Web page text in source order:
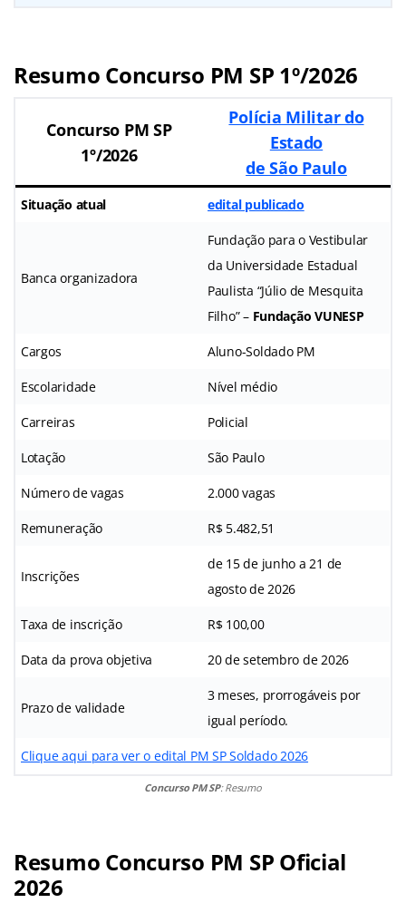
Resumo Concurso PM SP 1º/2026
Concurso PM SP
1º/2026
Polícia Militar do
Estado
de São Paulo
Situação atual edital publicado
Banca organizadora
Fundação para o Vestibular
da Universidade Estadual
Paulista “Júlio de Mesquita
Filho” – Fundação VUNESP
Cargos Aluno-Soldado PM
Escolaridade Nível médio
Carreiras Policial
Lotação São Paulo
Número de vagas 2.000 vagas
Remuneração R$ 5.482,51
Inscrições
de 15 de junho a 21 de
agosto de 2026
Taxa de inscrição R$ 100,00
Data da prova objetiva 20 de setembro de 2026
Prazo de validade
3 meses, prorrogáveis por
igual período.
Clique aqui para ver o edital PM SP Soldado 2026
Concurso PM SP: Resumo
Resumo Concurso PM SP Oficial
2026